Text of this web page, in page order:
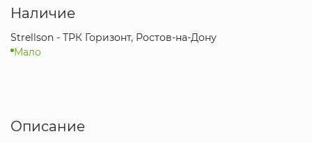
Наличие
Strellson - ТРК Горизонт, Ростов-на-Дону
Мало
Описание